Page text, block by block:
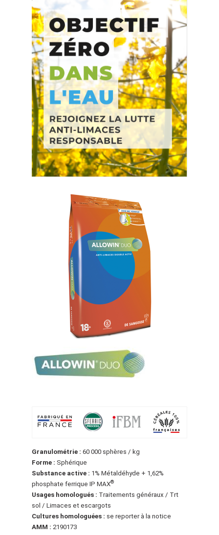
Granulométrie : 60 000 sphères / kg
Forme : Sphérique
Substance active : 1% Métaldéhyde + 1,62%
phosphate ferrique IP MAX®
Usages homologués : Traitements généraux / Trt
sol / Limaces et escargots
Cultures homologuées : se reporter à la notice
AMM : 2190173